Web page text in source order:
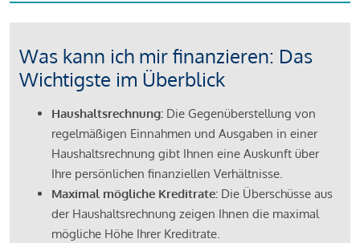
Was kann ich mir finanzieren: Das
Wichtigste im Überblick
Haushaltsrechnung: Die Gegenüberstellung von
regelmäßigen Einnahmen und Ausgaben in einer
Haushaltsrechnung gibt Ihnen eine Auskunft über
Ihre persönlichen finanziellen Verhältnisse.
Maximal mögliche Kreditrate: Die Überschüsse aus
der Haushaltsrechnung zeigen Ihnen die maximal
mögliche Höhe Ihrer Kreditrate.